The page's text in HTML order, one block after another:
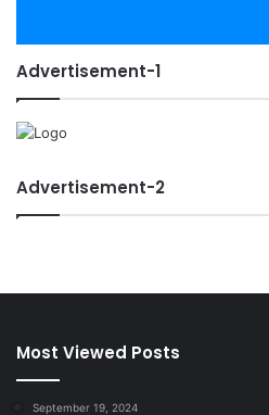
Advertisement-1
Advertisement-2
Most Viewed Posts
September 19, 2024